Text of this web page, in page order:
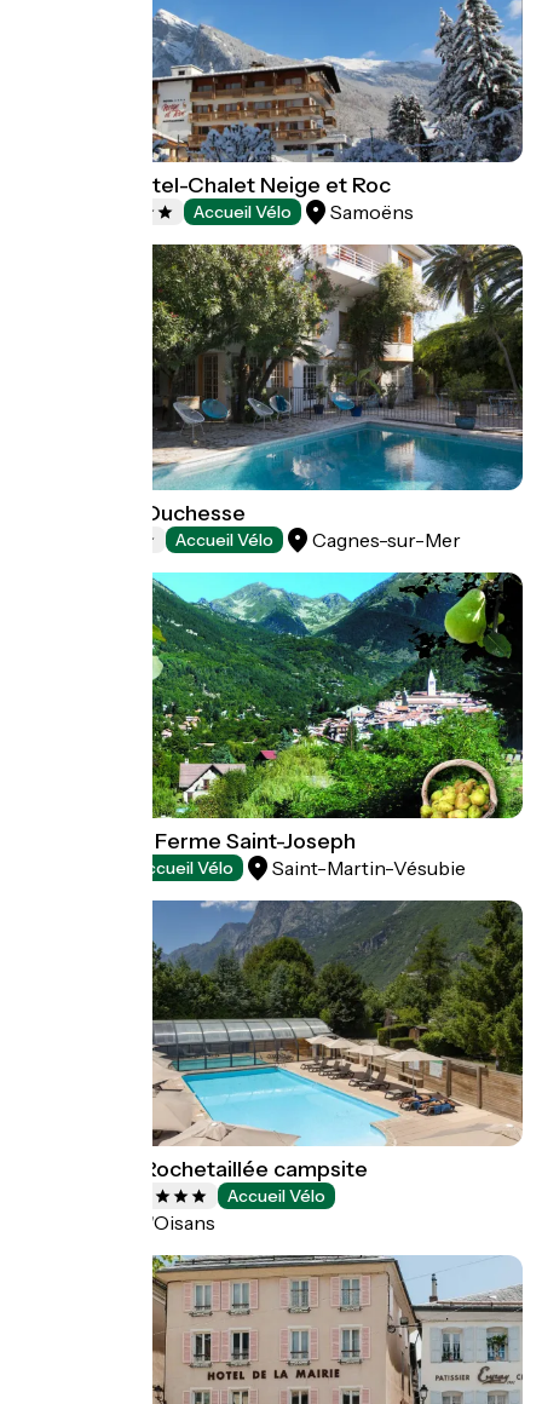
Charming Hotel-Chalet Neige et Roc
Accueil Vélo Samoëns
Hôtel Le Val Duchesse
Accueil Vélo Cagnes-sur-Mer
Camping à la Ferme Saint-Joseph
Accueil Vélo Saint-Martin-Vésubie
Chateau de Rochetaillée campsite
Accueil Vélo
Le Bourg-d'Oisans